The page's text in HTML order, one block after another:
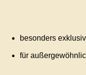
besonders exklusiv
für